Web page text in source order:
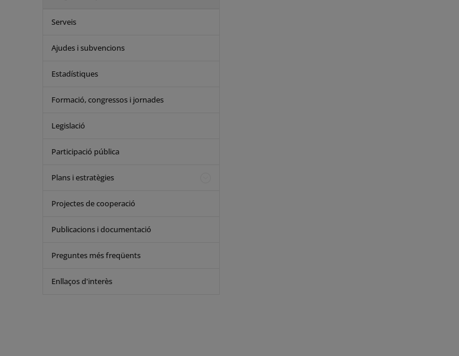
Serveis
Ajudes i subvencions
Estadístiques
Formació, congressos i jornades
Legislació
Participació pública
Plans i estratègies
Projectes de cooperació
Publicacions i documentació
Preguntes més freqüents
Enllaços d'interès